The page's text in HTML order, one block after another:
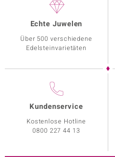
Echte Juwelen
Über 500 verschiedene
Edelsteinvarietäten
Kundenservice
Kostenlose Hotline
0800 227 44 13